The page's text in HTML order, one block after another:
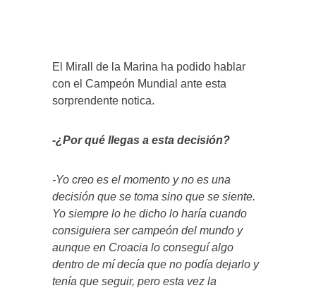
El Mirall de la Marina ha podido hablar
con el Campeón Mundial ante esta
sorprendente notica.
-¿Por qué llegas a esta decisión?
-Yo creo es el momento y no es una
decisión que se toma sino que se siente.
Yo siempre lo he dicho lo haría cuando
consiguiera ser campeón del mundo y
aunque en Croacia lo conseguí algo
dentro de mí decía que no podía dejarlo y
tenía que seguir, pero esta vez la